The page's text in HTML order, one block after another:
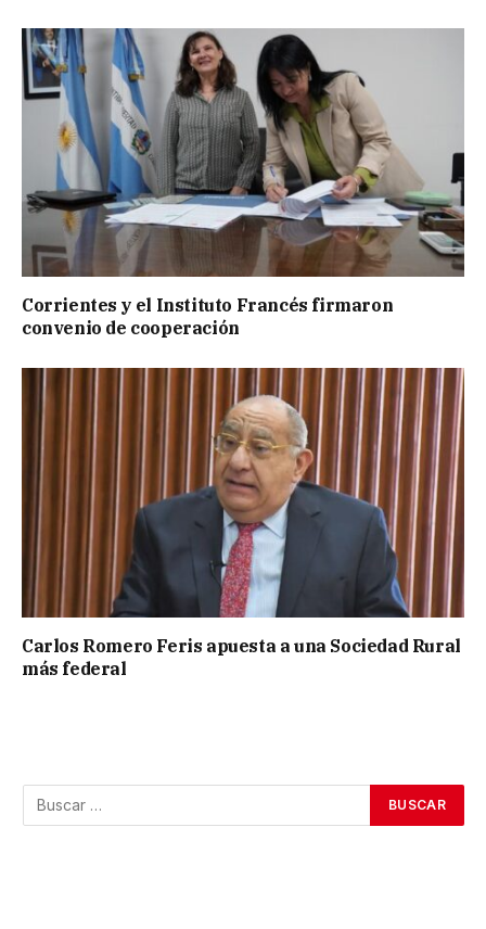
Corrientes y el Instituto Francés firmaron
convenio de cooperación
Carlos Romero Feris apuesta a una Sociedad Rural
más federal